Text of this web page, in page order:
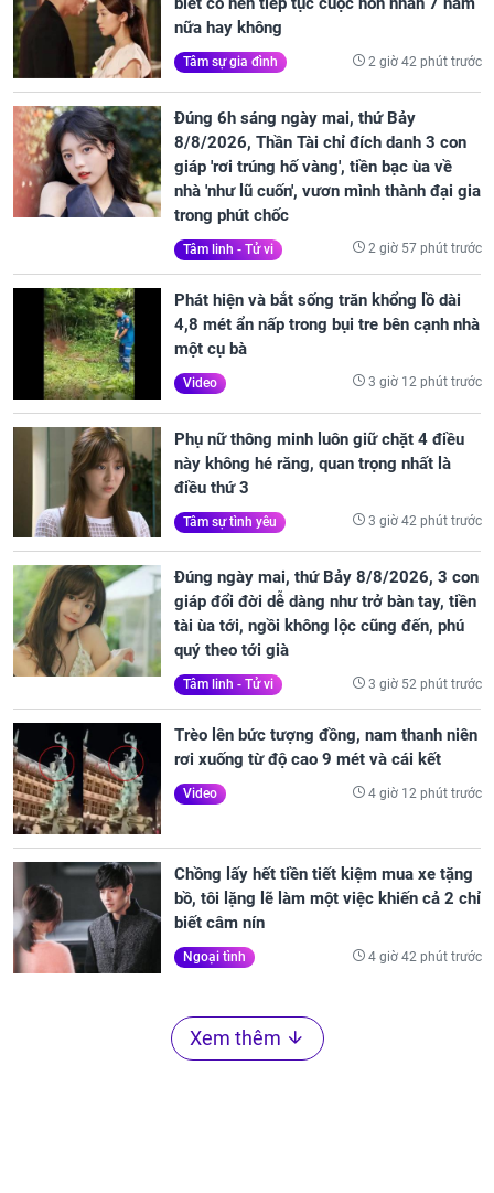
nữa hay không
Tâm sự gia đình 2 giờ 42 phút trước
Đúng 6h sáng ngày mai, thứ Bảy
8/8/2026, Thần Tài chỉ đích danh 3 con
giáp 'rơi trúng hố vàng', tiền bạc ùa về
nhà 'như lũ cuốn', vươn mình thành đại gia
trong phút chốc
Tâm linh - Tử vi 2 giờ 57 phút trước
Phát hiện và bắt sống trăn khổng lồ dài
4,8 mét ẩn nấp trong bụi tre bên cạnh nhà
một cụ bà
Video 3 giờ 12 phút trước
Phụ nữ thông minh luôn giữ chặt 4 điều
này không hé răng, quan trọng nhất là
điều thứ 3
Tâm sự tình yêu 3 giờ 42 phút trước
Đúng ngày mai, thứ Bảy 8/8/2026, 3 con
giáp đổi đời dễ dàng như trở bàn tay, tiền
tài ùa tới, ngồi không lộc cũng đến, phú
quý theo tới già
Tâm linh - Tử vi 3 giờ 52 phút trước
Trèo lên bức tượng đồng, nam thanh niên
rơi xuống từ độ cao 9 mét và cái kết
Video 4 giờ 12 phút trước
Chồng lấy hết tiền tiết kiệm mua xe tặng
bồ, tôi lặng lẽ làm một việc khiến cả 2 chỉ
biết câm nín
Ngoại tình 4 giờ 42 phút trước
Xem thêm